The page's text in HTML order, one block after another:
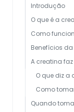
Introdução
O que é a
Como
Benefícios
A creatina
O que diz a
Como
Quando